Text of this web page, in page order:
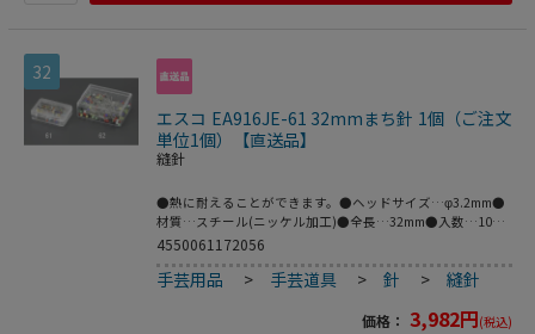
32
エスコ EA916JE-61 32mmまち針 1個（ご注文
単位1個）【直送品】
縫針
●熱に耐えることができます。●ヘッドサイズ…φ3.2mm●
材質…スチール(ニッケル加工)●全長…32mm●入数…100
本●梱包サイズ:59×39×17●梱包重量22g
4550061172056
手芸用品 > 手芸道具 >針 >縫針
価格： 3,982円(税込)